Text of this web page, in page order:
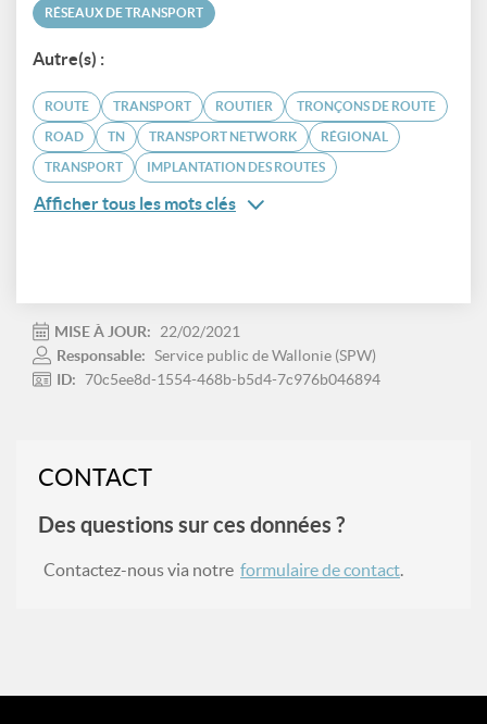
RÉSEAUX DE TRANSPORT
Autre(s) :
ROUTE TRANSPORT ROUTIER TRONÇONS DE ROUTE
ROAD TN TRANSPORT NETWORK RÉGIONAL
TRANSPORT IMPLANTATION DES ROUTES
Afficher tous les mots clés
MISE À JOUR:
22/02/2021
Responsable: Service public de Wallonie (SPW)
ID:
70c5ee8d-1554-468b-b5d4-7c976b046894
CONTACT
Des questions sur ces données ?
Contactez-nous via notre formulaire de contact.